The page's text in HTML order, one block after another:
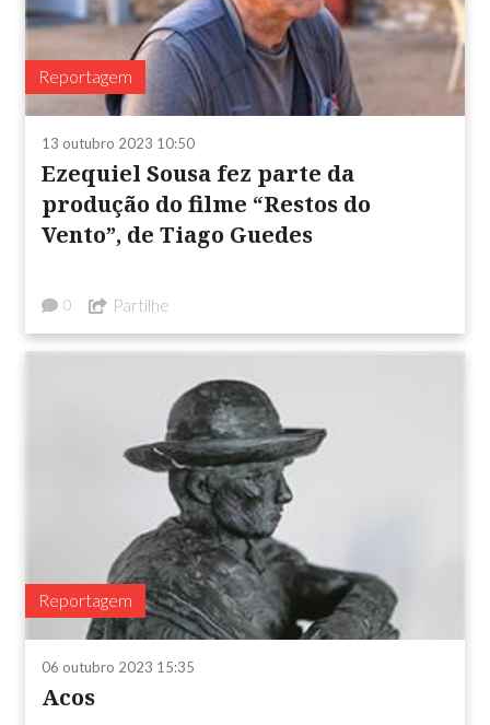
Reportagem
13 outubro 2023 10:50
Ezequiel Sousa fez parte da
produção do filme “Restos do
Vento”, de Tiago Guedes
0 Partilhe
Reportagem
06 outubro 2023 15:35
Acos